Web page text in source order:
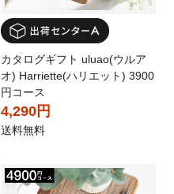
カタログギフト uluao(ウルア
オ) Harriette(ハリエット) 3900
円コース
4,290円
送料無料